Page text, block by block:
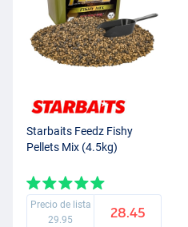
Starbaits Feedz Fishy
Pellets Mix (4.5kg)
Precio de lista
29.95
28.45